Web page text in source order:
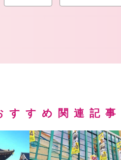
すすめ関連記事